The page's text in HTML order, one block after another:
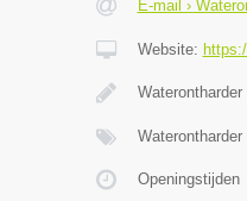
E-mail ›
Website:
Openingstijden